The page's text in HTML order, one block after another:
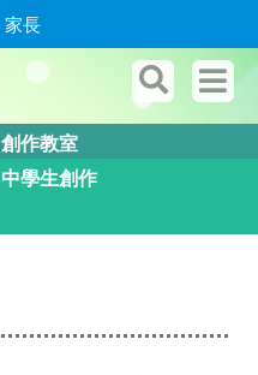
家長
創作教室
中學生創作